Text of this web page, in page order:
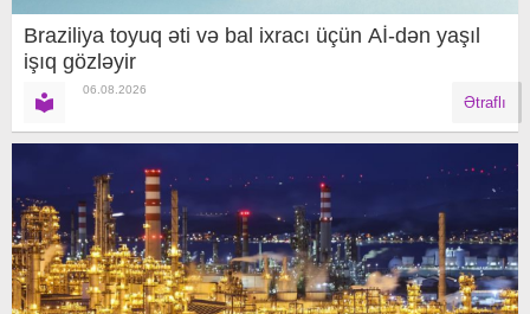
Braziliya toyuq əti və bal ixracı üçün Aİ-dən yaşıl
işıq gözləyir
06.08.2026
Ətraflı